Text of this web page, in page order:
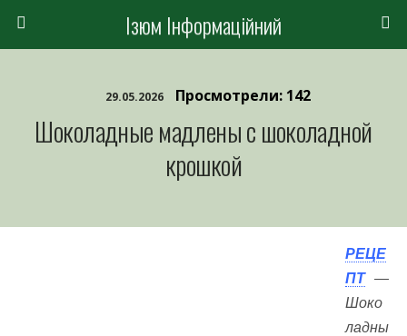
Ізюм Інформаційний
29.05.2026 Просмотрели: 142
Шоколадные мадлены с шоколадной
крошкой
РЕЦЕ
ПТ—
Шоко
ладны